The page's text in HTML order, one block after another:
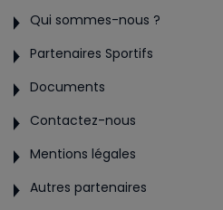
Qui sommes-nous ?
Partenaires Sportifs
Documents
Contactez-nous
Mentions légales
Autres partenaires